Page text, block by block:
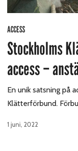
ACCESS
Stockholms
access –
En unik satsning på
Klätterförbund.
1 juni, 2022